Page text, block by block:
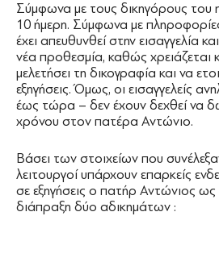
Σύμφωνα με τους δικηγόρους του
10 ήμερη. Σύμφωνα με
έχει απευθυνθεί στην εισαγγελία
νέα προθεσμία, καθώς χρειάζεται
μελετήσει τη δικογραφία και να
εξηγήσεις. Όμως, οι εισαγγελείς
έως τώρα – δεν έχουν δεχθεί να
χρόνου στον πατέρα Αντώνιο.
Βάσει των στοιχείων που
λειτουργοί υπάρχουν επαρκείς
σε εξηγήσεις ο πατήρ Αντώνιος ως
διάπραξη δύο αδικημάτων :